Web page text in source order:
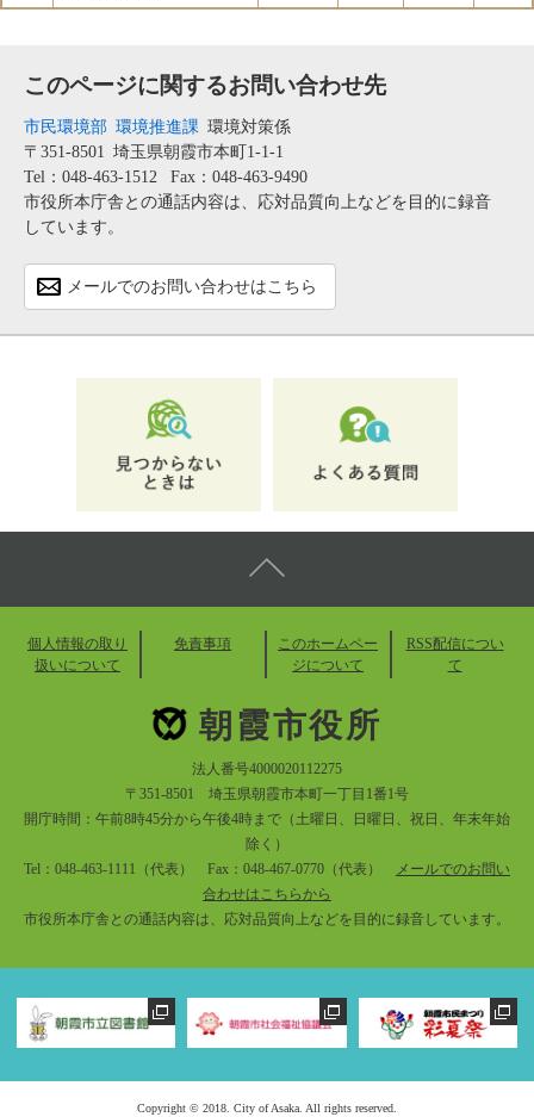
このページに関するお問い合わせ先
市民環境部 環境推進課 環境対策係
〒351-8501 埼玉県朝霞市本町1-1-1
Tel：048-463-1512
Fax：048-463-9490
市役所本庁舎との通話内容は、応対品質向上などを目的に録音
しています。
メールでのお問い合わせはこちら
個人情報の取り
扱いについて
免責事項
このホームペー
ジについて
RSS配信につい
て
朝霞市役所
法人番号4000020112275
〒351-8501 埼玉県朝霞市本町一丁目1番1号
開庁時間：午前8時45分から午後4時まで（土曜日、日曜日、祝日、年末年始
除く）
Tel：048-463-1111（代表） Fax：048-467-0770（代表）
メールでのお問い
合わせはこちらから
市役所本庁舎との通話内容は、応対品質向上などを目的に録音しています。
Copyright © 2018. City of Asaka. All rights reserved.